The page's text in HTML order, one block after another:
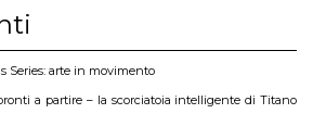
Series: arte in movimento
a partire – la scorciatoia intelligente di Titano